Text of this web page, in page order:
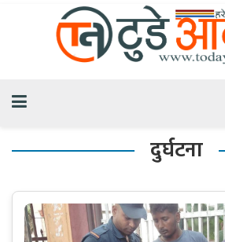
दुर्घटना